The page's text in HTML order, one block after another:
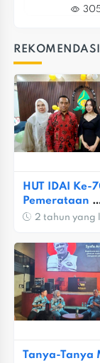
REKOMENDASI
HUT IDAI Ke-
Pemerataan
Pelayanan
2 tahun yang
Tanya-Tanya